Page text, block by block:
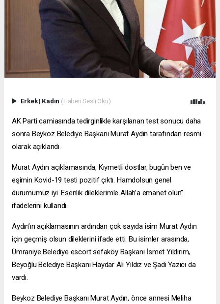
Erkek| Kadın (Haberi Sesli Oku)
AK Parti camiasında tedirginlikle karşılanan test sonucu daha
sonra Beykoz Belediye Başkanı Murat Aydın tarafından resmi
olarak açıklandı.
Murat Aydın açıklamasında, Kıymetli dostlar, bugün ben ve
eşimin Kovid-19 testi pozitif çıktı. Hamdolsun genel
durumumuz iyi. Esenlik dileklerimle Allah’a emanet olun”
ifadelerini kullandı.
Aydın’ın açıklamasının ardından çok sayıda isim Murat Aydın
için geçmiş olsun dileklerini ifade etti. Bu isimler arasında,
Ümraniye Belediye escort sefaköyBaşkanı İsmet Yıldırım,
Beyoğlu Belediye Başkanı Haydar Ali Yıldız ve Şadi Yazıcı da
vardı.
Beykoz Belediye Başkanı Murat Aydın, önce annesi Meliha